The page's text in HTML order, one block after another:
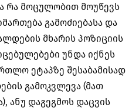
რა მოცულობით მოუწევს
გამოძიებასა და
მხარის პოზიციის
უნდა იქნეს
ეტაპზე შესაბამისად
გამოკვლევა (მათ
ანუ დაგეგმოს დაცვის